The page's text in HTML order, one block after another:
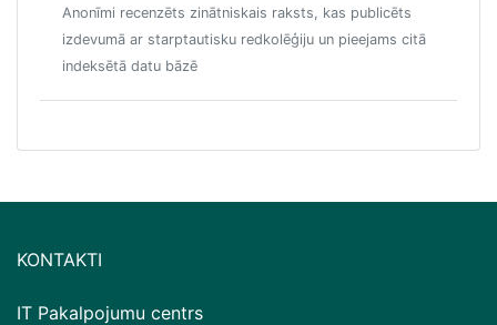
Anonīmi recenzēts zinātniskais raksts, kas publicēts
izdevumā ar starptautisku redkolēģiju un pieejams citā
indeksētā datu bāzē
KONTAKTI
IT Pakalpojumu centrs